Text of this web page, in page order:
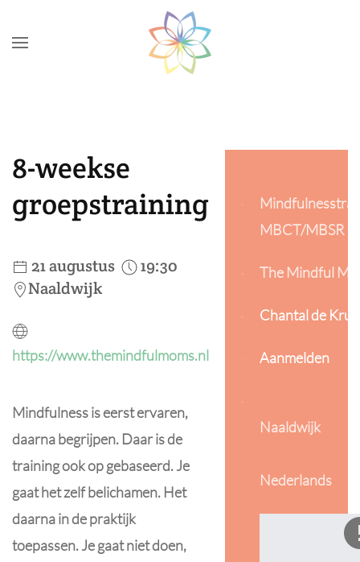
Skip to main content
8-weekse
groepstraining
21 augustus
19:30
Naaldwijk
https://www.themindfulmoms.nl
Mindfulness is eerst ervaren,
daarna begrijpen. Daar is de
training ook op gebaseerd. Je
gaat het zelf belichamen. Het
daarna in de praktijk
toepassen. Je gaat niet doen,
MBCT/MBSR
The Mindful
Chantal de
Aanmelden
Naaldwijk
Nederlands